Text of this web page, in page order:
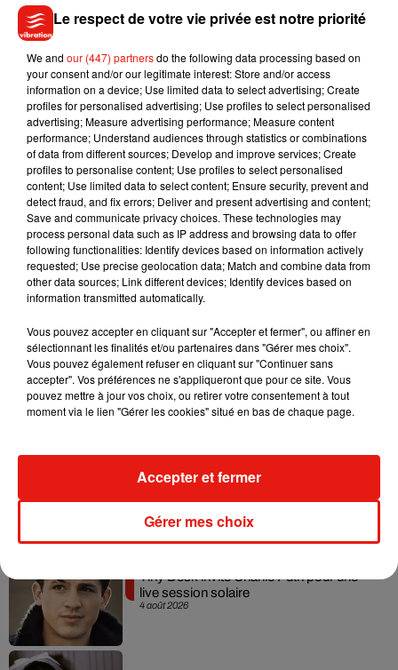
Milieux de terrain : Eduardo Camavinga, Youssouf
Fofana, Antoine Griezmann, N'Golo Kanté, Adrien
Rabiot, Aurélien Tchouaméni, Warren Zaïre-Emery
Attaquants : Bradley Barcola, Kingsley Coman,
Ousmane Dembélé, Olivier Giroud, Randal Kolo
Muani, Kylian Mbappé, Marcus Thuram
L'équipe de France affrontera l'Autriche le 17 juin, les
Pays-Bas le 21 juin et la Pologne le 25 juin. Deux
matchs amicaux sont prévus avant le tournoi, le 5 juin
contre le Luxembourg et le 9 juin contre le Canada.
Musique
5 août 2026
Benny Blanco invite Selena Gomez et
Becky G sur son nouveau single
4 août 2026
Tiny Desk invite Charlie Puth pour une
live session solaire
Le respect de votre vie privée est notre priorité
We and our (447) partnersdo the following data processing based on
your consent and/or our legitimate interest: Store and/or access
information on a device; Use limited data to select advertising; Create
profiles for personalised advertising; Use profiles to select personalised
advertising; Measure advertising performance; Measure content
performance; Understand audiences through statistics or combinations
of data from different sources; Develop and improve services; Create
profiles to personalise content; Use profiles to select personalised
content; Use limited data to select content; Ensure security, prevent and
detect fraud, and fix errors; Deliver and present advertising and content;
Save and communicate privacy choices. These technologies may
process personal data such as IP address and browsing data to offer
following functionalities: Identify devices based on information actively
requested; Use precise geolocation data; Match and combine data from
other data sources; Link different devices; Identify devices based on
information transmitted automatically.
Vous pouvez accepter en cliquant sur "Accepter et fermer", ou affiner en
sélectionnant les finalités et/ou partenaires dans "Gérer mes choix".
Vous pouvez également refuser en cliquant sur "Continuer sans
accepter". Vos préférences ne s'appliqueront que pour ce site. Vous
pouvez mettre à jour vos choix, ou retirer votre consentement à tout
moment via le lien "Gérer les cookies" situé en bas de chaque page.
Gérer mes choix
Accepter et fermer